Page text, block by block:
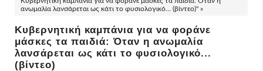
ανωμαλία λανσάρεται ως κάτι το φυσιολογικό... (βίντεο)" »
Κυβερνητική καμπάνια για να φοράνε
μάσκες τα παιδιά: Όταν η ανωμαλία
λανσάρεται ως κάτι το φυσιολογικό...
(βίντεο)